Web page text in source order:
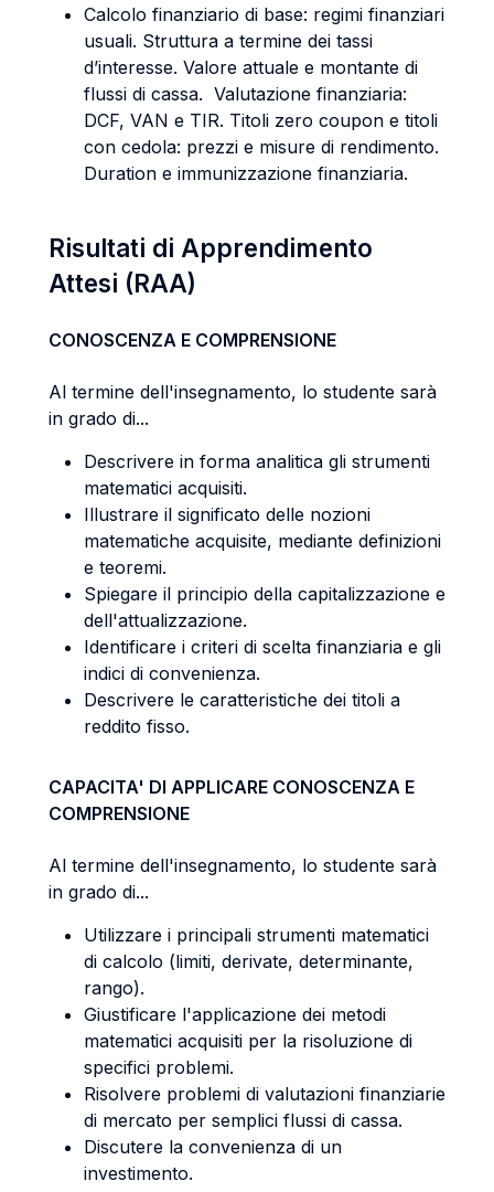
Calcolo finanziario di base: regimi finanziari
usuali. Struttura a termine dei tassi
d’interesse. Valore attuale e montante di
flussi di cassa. Valutazione finanziaria:
DCF, VAN e TIR. Titoli zero coupon e titoli
con cedola: prezzi e misure di rendimento.
Duration e immunizzazione finanziaria.
Risultati di Apprendimento
Attesi (RAA)
CONOSCENZA E COMPRENSIONE
Al termine dell'insegnamento, lo studente sarà
in grado di...
Descrivere in forma analitica gli strumenti
matematici acquisiti.
Illustrare il significato delle nozioni
matematiche acquisite, mediante definizioni
e teoremi.
Spiegare il principio della capitalizzazione e
dell'attualizzazione.
Identificare i criteri di scelta finanziaria e gli
indici di convenienza.
Descrivere le caratteristiche dei titoli a
reddito fisso.
CAPACITA' DI APPLICARE CONOSCENZA E
COMPRENSIONE
Al termine dell'insegnamento, lo studente sarà
in grado di...
Utilizzare i principali strumenti matematici
di calcolo (limiti, derivate, determinante,
rango).
Giustificare l'applicazione dei metodi
matematici acquisiti per la risoluzione di
specifici problemi.
Risolvere problemi di valutazioni finanziarie
di mercato per semplici flussi di cassa.
Discutere la convenienza di un
investimento.